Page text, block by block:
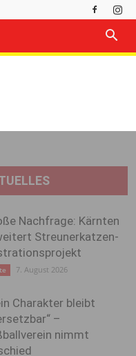
Nachfrage: Kärnten
Streunerkatzen-
7. August 2026
Charakter bleibt
–
nimmt